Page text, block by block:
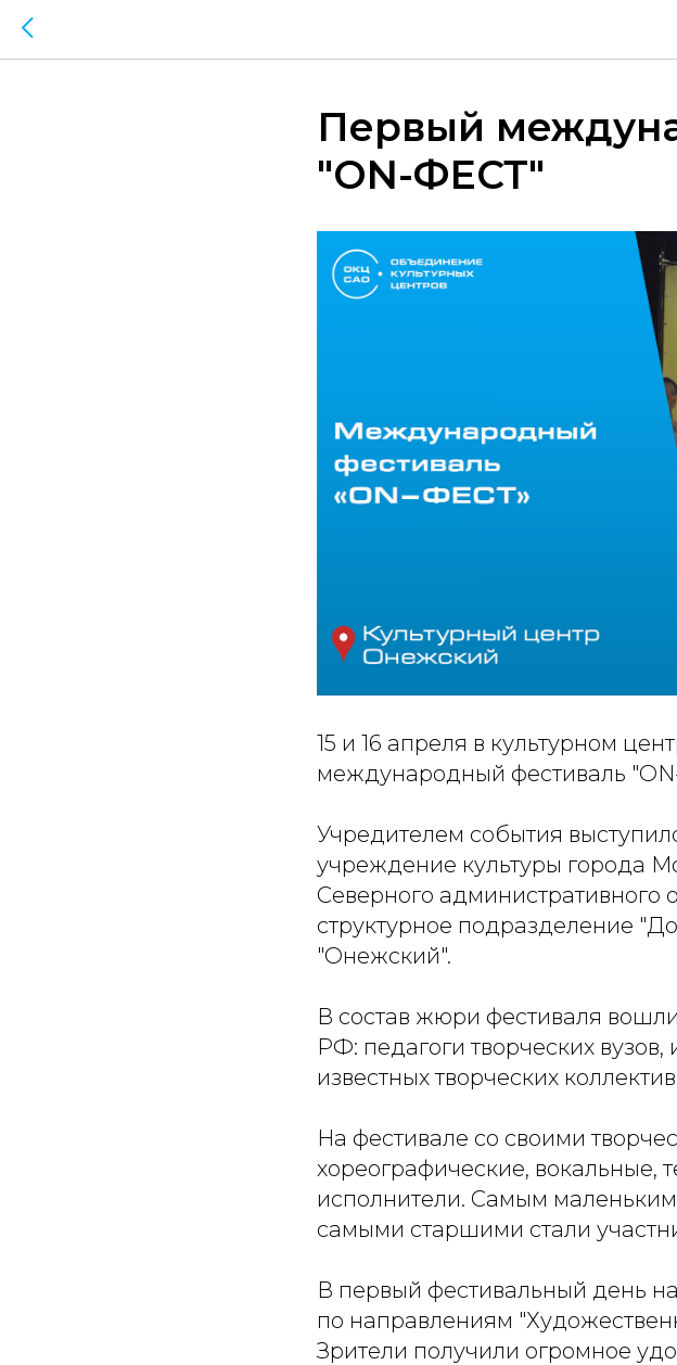
Первый
"ON-ФЕСТ"
15 и 16 апреля в культурном
международный фестиваль
Учредителем события
учреждение культуры города
Северного административного
структурное подразделение
"Онежский".
В состав жюри фестиваля
РФ: педагоги творческих
известных творческих
На фестивале со своими
хореографические, вокальные,
исполнители. Самым
самыми старшими стали
В первый фестивальный день
по направлениям
Зрители получили огромное